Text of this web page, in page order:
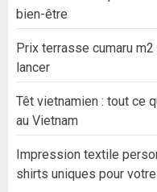
bien-être
Prix terrasse cumaru
lancer
Têt vietnamien : tout ce
au Vietnam
Impression textile
shirts uniques pour